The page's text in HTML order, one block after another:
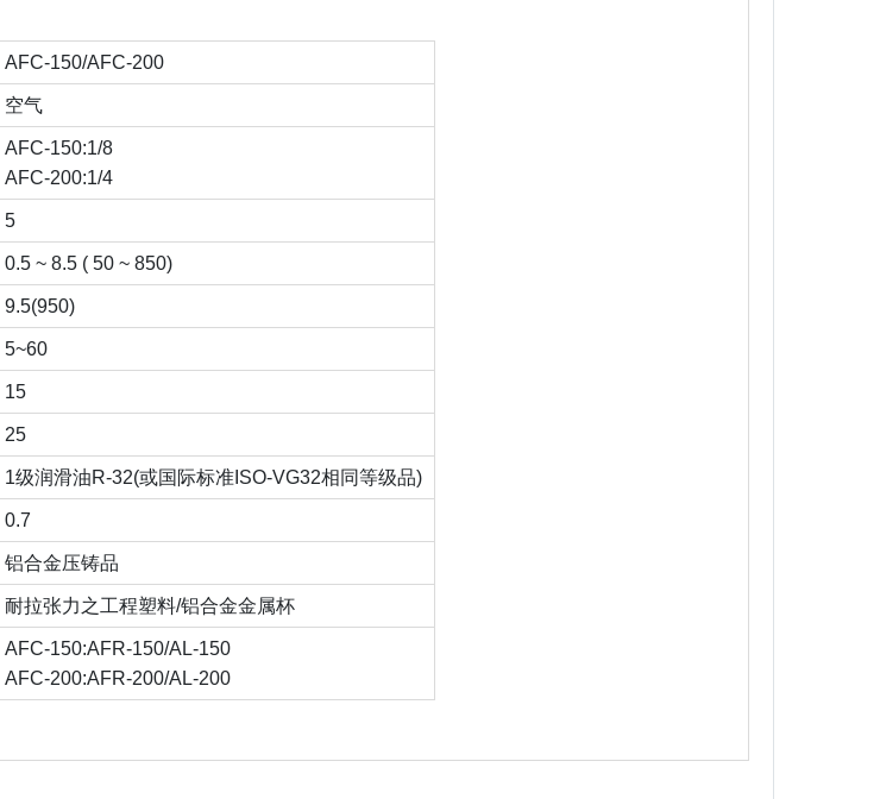
AFC-150/AFC-200
空气
AFC-150:1/8
AFC-200:1/4
5
0.5 ~ 8.5 ( 50 ~ 850)
9.5(950)
5~60
15
25
1级润滑油R-32(或国际标准ISO-VG32相同等级品)
0.7
铝合金压铸品
耐拉张力之工程塑料/铝合金金属杯
AFC-150:AFR-150/AL-150
AFC-200:AFR-200/AL-200